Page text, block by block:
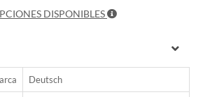
DISPONIBLES
Deutsch